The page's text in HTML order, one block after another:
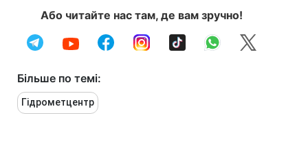
Або читайте нас там, де вам зручно!
Більше по темі:
Гідрометцентр